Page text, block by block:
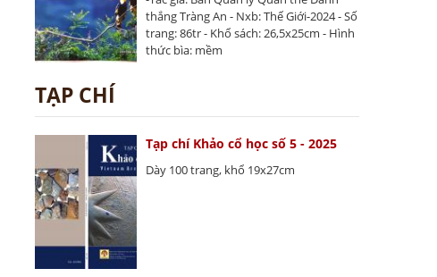
thắng Tràng An - Nxb: Thế Giới-2024 - Số
trang: 86tr - Khổ sách: 26,5x25cm - Hình
thức bìa: mềm
TẠP CHÍ
Tạp chí Khảo cổ học số 5 - 2025
Dày 100 trang, khổ 19x27cm